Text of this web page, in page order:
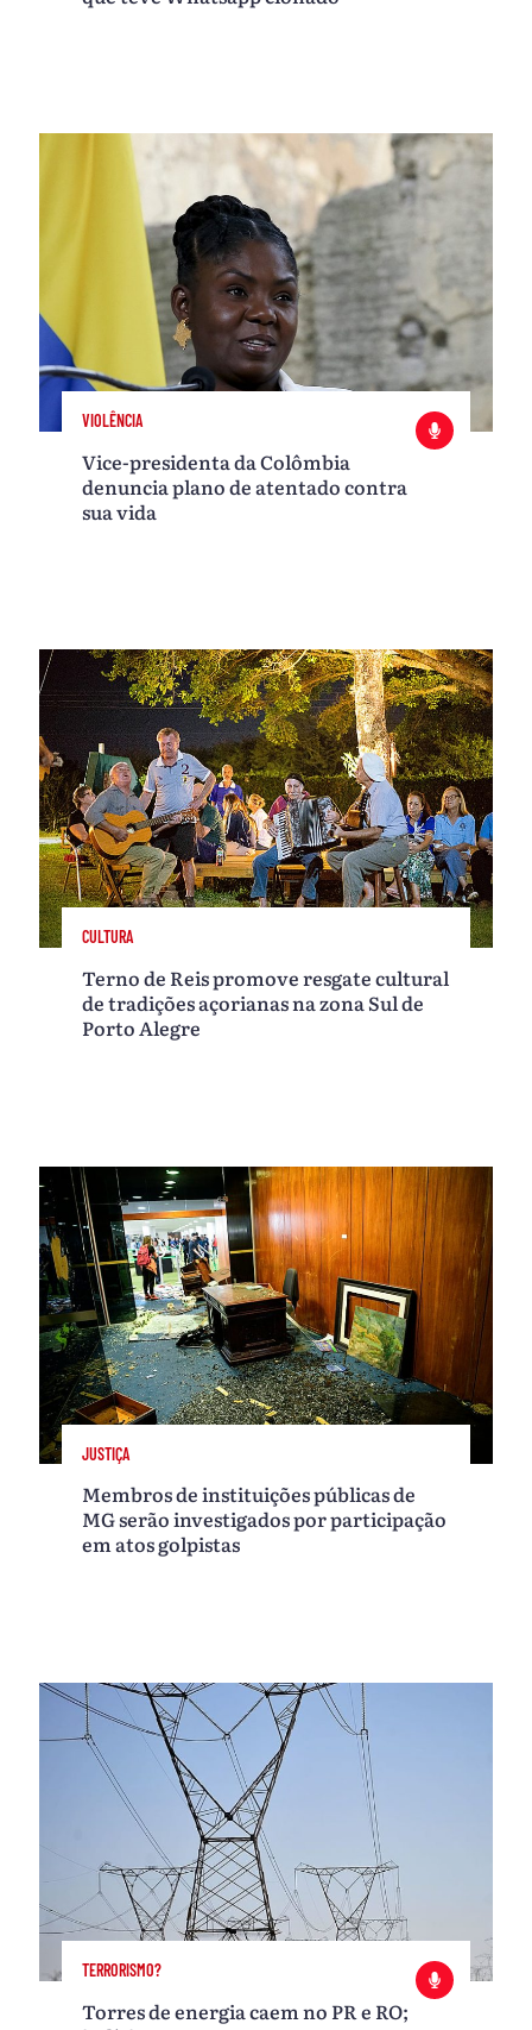
VIOLÊNCIA
Vice-presidenta da Colômbia
denuncia plano de atentado contra
sua vida
CULTURA
Terno de Reis promove resgate cultural
de tradições açorianas na zona Sul de
Porto Alegre
JUSTIÇA
Membros de instituições públicas de
MG serão investigados por participação
em atos golpistas
TERRORISMO?
Torres de energia caem no PR e RO;